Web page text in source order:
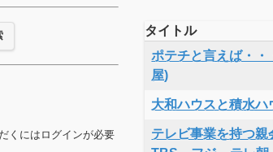
くにはログインが必要
タイトル
ポテチと言えば・
屋)
大和ハウスと積水ハ
テレビ事業を持つ親